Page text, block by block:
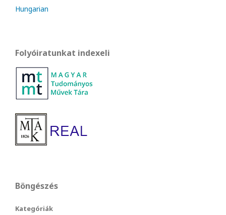
Hungarian
Folyóiratunkat indexeli
Böngészés
Kategóriák